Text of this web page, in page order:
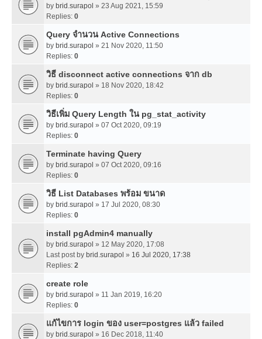
by brid.surapol » 23 Aug 2021, 15:59
Replies: 0
Query จำนวน Active Connections
by brid.surapol » 21 Nov 2020, 11:50
Replies: 0
วิธี disconnect active connections จาก db
by brid.surapol » 18 Nov 2020, 18:42
Replies: 0
วิธีเพิ่ม Query Length ใน pg_stat_activity
by brid.surapol » 07 Oct 2020, 09:19
Replies: 0
Terminate having Query
by brid.surapol » 07 Oct 2020, 09:16
Replies: 0
วิธี List Databases พร้อม ขนาด
by brid.surapol » 17 Jul 2020, 08:30
Replies: 0
install pgAdmin4 manually
by brid.surapol » 12 May 2020, 17:08
Last post by brid.surapol » 16 Jul 2020, 17:38
Replies: 2
create role
by brid.surapol » 11 Jan 2019, 16:20
Replies: 0
แก้ไขการ login ของ user=postgres แล้ว failed
by brid.surapol » 16 Dec 2018, 11:40